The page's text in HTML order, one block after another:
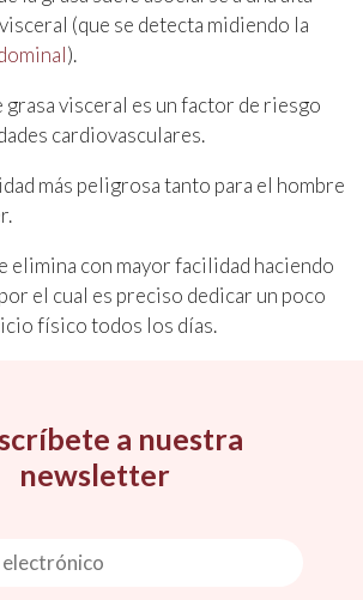
(que se detecta midiendo la
).
grasa visceral es un factor de riesgo
cardiovasculares.
más peligrosa tanto para el hombre
elimina con mayor facilidad haciendo
el cual es preciso dedicar un poco
físico todos los días.
a nuestra
newsletter